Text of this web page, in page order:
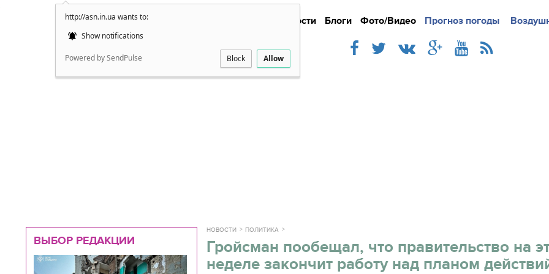
http://asn.in.ua wants to:
Show notifications
Powered by SendPulse Block Allow
Новости Блоги Фото/Видео Прогноз погоды
Подробно Новости
ВЫБОР РЕДАКЦИИ
НОВОСТИ ПОЛИТИКА
Гройсман пообещал, что правительство на
неделе закончит работу над планом